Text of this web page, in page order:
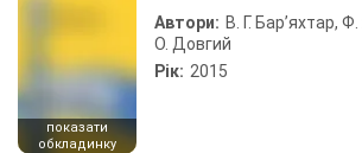
показати
обкладинку
Автори: В. Г. Бар’яхтар,
О. Довгий
Рік: 2015